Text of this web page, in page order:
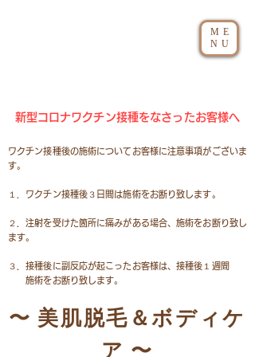
ME
NU
​新型コロナワクチン接種をなさったお客様へ
ワクチン接種後の施術についてお客様に注意事項がございま
す。
１．ワクチン接種後３日間は施術をお断り致します。
２．注射を受けた箇所に痛みがある場合、施術をお断り致し
ます。
３．接種後に副反応が起こったお客様は、接種後１週間
施術をお断り致します。​
〜 美肌脱毛＆ボディケ